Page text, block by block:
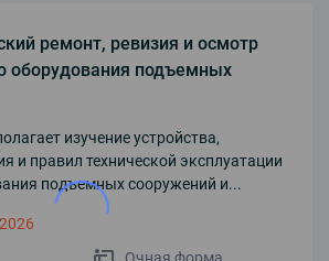
ремонт, ревизия и осмотр
оборудования подъемных
изучение устройства,
и правил технической эксплуатации
подъемных сооружений и...